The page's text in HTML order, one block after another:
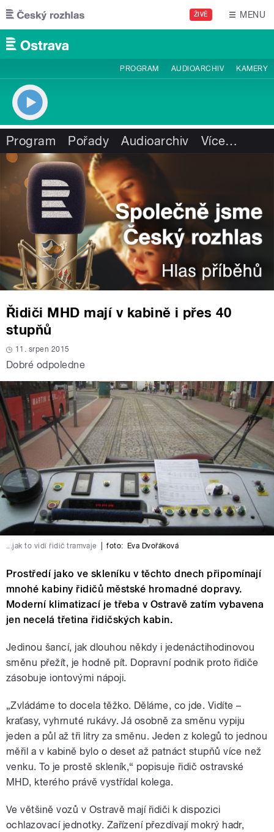
Přejít k hlavnímu obsahu
ŽIVĚ MENU
PROGRAM AUDIOARCHIV KAMERY
Program Pořady Audioarchiv Více…
Řidiči MHD mají v kabině i přes 40
stupňů
11. srpen 2015
Dobré odpoledne
...jak to vidí řidič tramvaje foto: Eva Dvořáková
Prostředí jako ve skleníku v těchto dnech připomínají
mnohé kabiny řidičů městské hromadné dopravy.
Moderní klimatizací je třeba v Ostravě zatím vybavena
jen necelá třetina řidičských kabin.
Jedinou šancí, jak dlouhou někdy i jedenáctihodinovou
směnu přežít, je hodně pít. Dopravní podnik proto řidiče
zásobuje iontovými nápoji.
„Zvládáme to docela těžko. Děláme, co jde. Vidíte –
kraťasy, vyhrnuté rukávy. Já osobně za směnu vypiju
jeden a půl až tři litry za směnu. Jeden z kolegů to jednou
měřil a v kabině bylo o deset až patnáct stupňů více než
venku. To je prostě skleník,“ popisuje řidič ostravské
MHD, kterého právě vystřídal kolega.
Ve většině vozů v Ostravě mají řidiči k dispozici
ochlazovací jednotky. Zařízení přezdívají mokrý hadr,